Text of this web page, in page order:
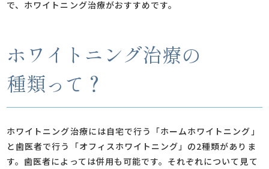
で、ホワイトニング治療がおすすめです。
ホワイトニング治療の
種類って？
ホワイトニング治療には自宅で行う「ホームホワイトニング」
と歯医者で行う「オフィスホワイトニング」の2種類がありま
す。歯医者によっては併用も可能です。それぞれについて見て